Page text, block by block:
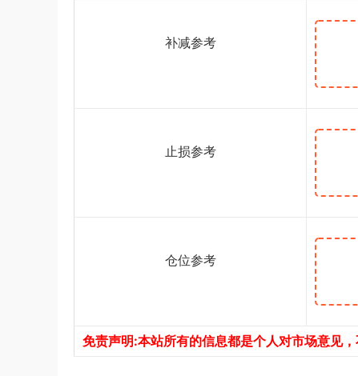
补减参考
止损参考
仓位参考
免责声明:本站所有的信息都是个人对市场意见